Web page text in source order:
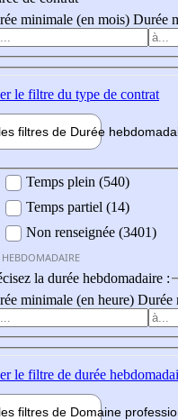
minimale (en mois) Durée
le filtre du type de contrat
filtres de Durée hebdo
hebdomadaire
Temps plein (540)
Temps partiel (14)
Non renseignée (3401)
HEBDOMADAIRE
la durée hebdomadaire :
minimale (en heure) Durée
le filtre de durée
filtres de Domaine pro